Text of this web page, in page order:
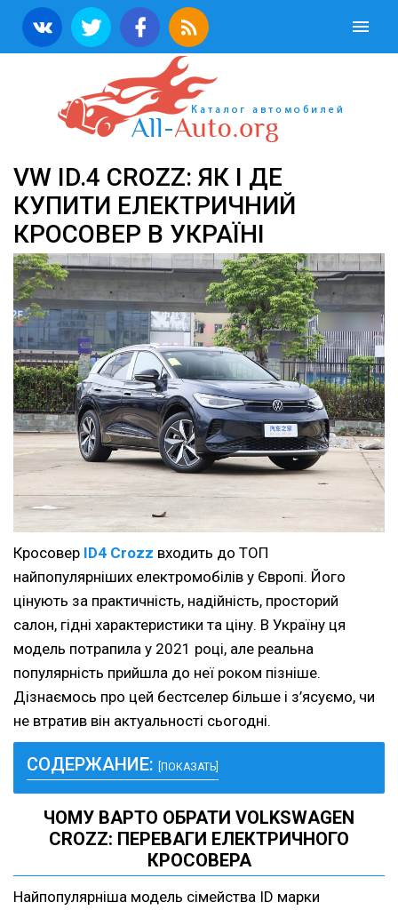
VW ID.4 CROZZ: ЯК І ДЕ
КУПИТИ ЕЛЕКТРИЧНИЙ
КРОСОВЕР В УКРАЇНІ
Кросовер ID4 Crozz входить до ТОП
найпопулярніших електромобілів у Європі. Його
цінують за практичність, надійність, просторий
салон, гідні характеристики та ціну. В Україну ця
модель потрапила у 2021 році, але реальна
популярність прийшла до неї роком пізніше.
Дізнаємось про цей бестселер більше і з’ясуємо, чи
не втратив він актуальності сьогодні.
СОДЕРЖАНИЕ: [ПОКАЗАТЬ]
ЧОМУ ВАРТО ОБРАТИ VOLKSWAGEN
CROZZ: ПЕРЕВАГИ ЕЛЕКТРИЧНОГО
КРОСОВЕРА
Найпопулярніша модель сімейства ID марки